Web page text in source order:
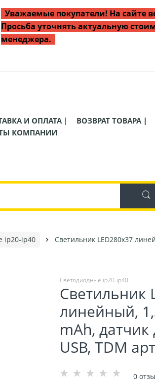
Уважаемые покупатели! На сайте
Просьба уточнять актуальную
менеджера.
И ОПЛАТА |
ВОЗВРАТ ТОВАРА |
КОМПАНИИ
ip20-ip40 Светильник LED280x37
Светодиодные ip20-ip40
Светильник
линейный,
mAh,
USB, TDM
0